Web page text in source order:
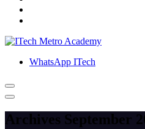
WhatsApp ITech
Archives September